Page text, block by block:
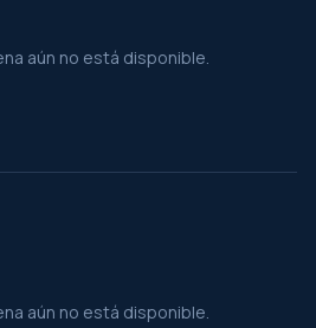
aún no está disponible.
aún no está disponible.